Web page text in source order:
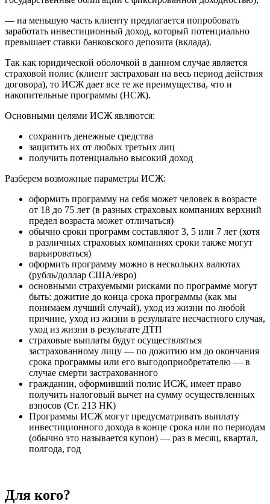
— на меньшую часть клиенту предлагается попробовать
заработать инвестиционный доход, который потенциально
превышает ставки банковского депозита (вклада).
Так как юридической оболочкой в данном случае является
страховой полис (клиент застрахован на весь период действия
договора), то ИСЖ дает все те же преимущества, что и
накопительные программы (НСЖ).
Основными целями ИСЖ являются:
сохранить денежные средства
защитить их от любых третьих лиц
получить потенциально высокий доход
Разберем возможные параметры ИСЖ:
оформить программу на себя может человек в возрасте
от 18 до 75 лет (в разных страховых компаниях верхний
предел возраста может отличаться)
обычно сроки программ составляют 3, 5 или 7 лет (хотя
в различных страховых компаниях сроки также могут
варьироваться)
оформить программу можно в нескольких валютах
(рубль/доллар США/евро)
основными страхуемыми рисками по программе могут
быть: дожитие до конца срока программы (как мы
понимаем лучший случай), уход из жизни по любой
причине, уход из жизни в результате несчастного случая,
уход из жизни в результате ДТП
страховые выплаты будут осуществляться
застрахованному лицу — по дожитию им до окончания
срока программы или его выгодоприобретателю — в
случае смерти застрахованного
гражданин, оформивший полис ИСЖ, имеет право
получить налоговый вычет на сумму осуществленных
взносов (Ст. 213 НК)
Программы ИСЖ могут предусматривать выплату
инвестиционного дохода в конце срока или по периодам
(обычно это называется купон) — раз в месяц, квартал,
полгода, год
Для кого?